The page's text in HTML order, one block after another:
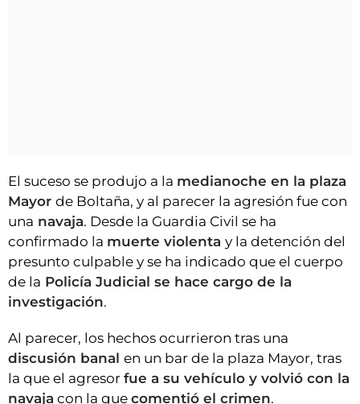
El suceso se produjo a la medianoche en la plaza
Mayor de Boltaña, y al parecer la agresión fue con
una navaja. Desde la Guardia Civil se ha
confirmado la muerte violenta y la detención del
presunto culpable y se ha indicado que el cuerpo
de la Policía Judicial se hace cargo de la
investigación.
Al parecer, los hechos ocurrieron tras una
discusión banal en un bar de la plaza Mayor, tras
la que el agresor fue a su vehículo y volvió con la
navaja con la que comentió el crimen.